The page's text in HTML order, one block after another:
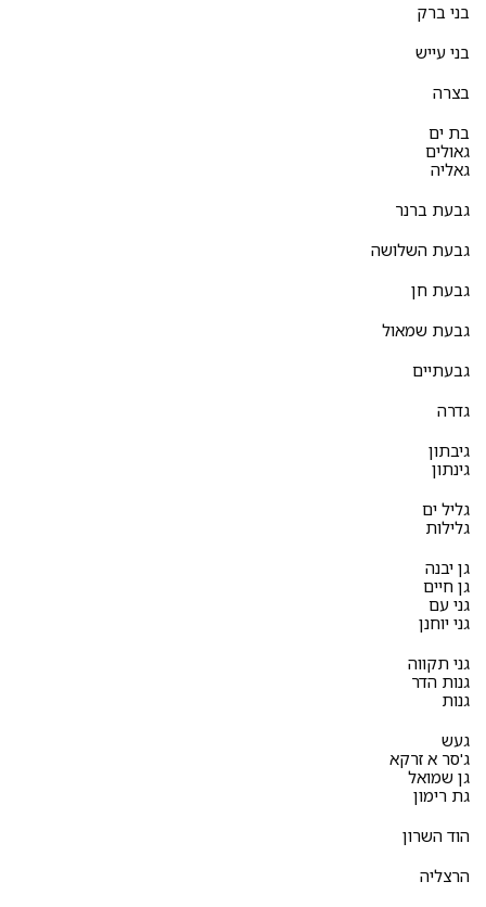
בני ברק
בני עייש
בצרה
בת ים
גאולים
גאליה
גבעת ברנר
גבעת השלושה
גבעת חן
גבעת שמאול
גבעתיים
גדרה
גיבתון
גינתון
גליל ים
גלילות
גן יבנה
גן חיים
גני עם
גני יוחנן
גני תקווה
גנות הדר
גנות
געש
ג'סר א זרקא
גן שמואל
גת רימון
הוד השרון
הרצליה